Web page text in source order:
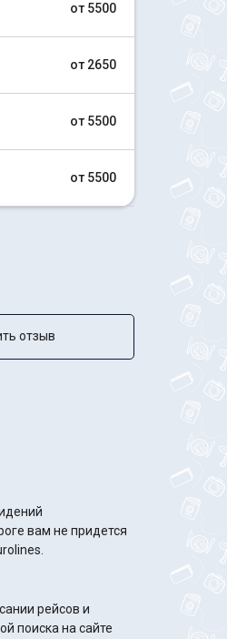
от 5500
от 2650
от 5500
от 5500
отзыв
вам не придется
рейсов и
поиска на сайте